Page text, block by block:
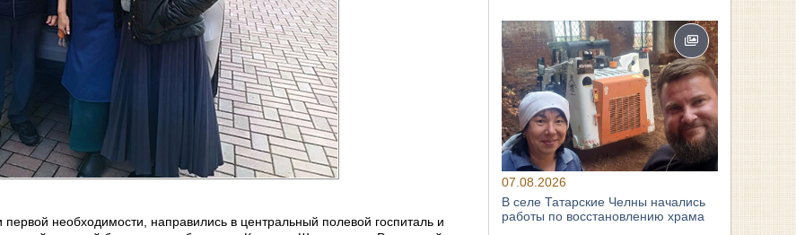
необходимости, направились в центральный полевой госпиталь и
07.08.2026
В селе Татарские Челны начались
работы по восстановлению храма